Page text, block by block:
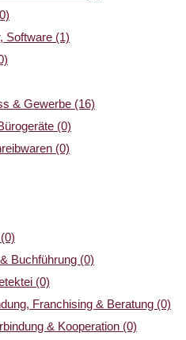
Software (1)
& Gewerbe (16)
(0)
(0)
(0)
Buchführung (0)
(0)
Franchising & Beratung (0)
& Kooperation (0)